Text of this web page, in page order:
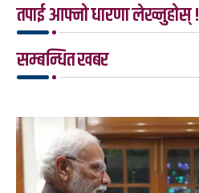
तपाई आफ्नो धारणा लेख्नुहोस् !
सम्बन्धित खबर